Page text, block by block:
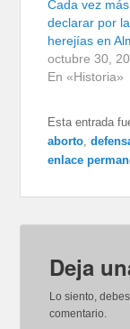
Cada vez
declarar por
herejías en
octubre 30,
En «Historia»
Esta entrada
aborto,
enlace
Deja
Lo siento,
comentario.